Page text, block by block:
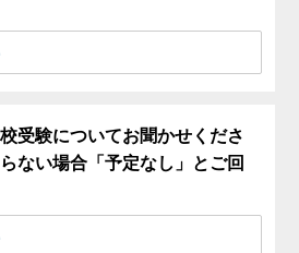
受験についてお聞かせくださ
ない場合「予定なし」とご回